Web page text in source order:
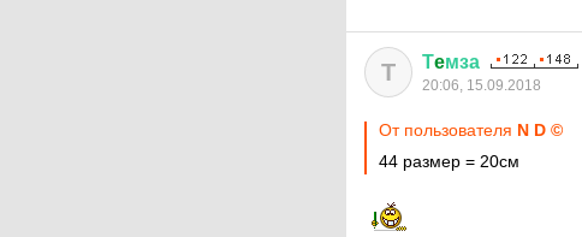
Т Тeмза
20:06, 15.09.2018
От пользователя N D ©
44 размер = 20см